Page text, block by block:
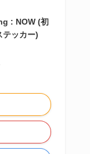
: NOW (初
テッカー)